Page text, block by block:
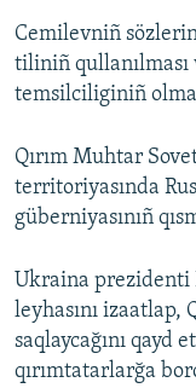
Cemilevniñ
tiliniñ
temsilciliginiñ
Qırım Muhtar
territoriyasında
güberniyasınıñ
Ukraina prezidenti
leyhasını izaatlap,
saqlaycağını qayd
qırımtatarlarğa